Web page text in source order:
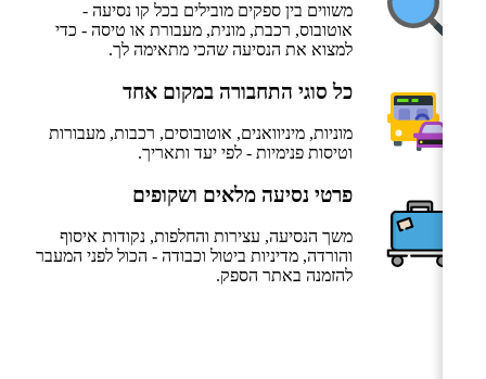
משווים בין ספקים מובילים בכל קו נסיעה -
אוטובוס, רכבת, מונית, מעבורת או טיסה - כדי
למצוא את הנסיעה שהכי מתאימה לך.
כל סוגי התחבורה במקום אחד
מוניות, מיניוואנים, אוטובוסים, רכבות, מעבורות
וטיסות פנימיות - לפי יעד ותאריך.
פרטי נסיעה מלאים ושקופים
משך הנסיעה, עצירות והחלפות, נקודות איסוף
והורדה, מדיניות ביטול וכבודה - הכול לפני המעבר
להזמנה באתר הספק.